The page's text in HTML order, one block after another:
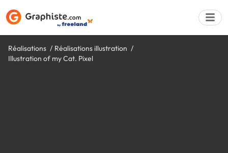
Réalisations
Réalisations illustration
Illustration of my Cat. Pixel